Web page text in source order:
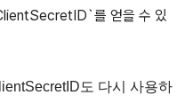
를 얻을 수 있
도 다시 사용하